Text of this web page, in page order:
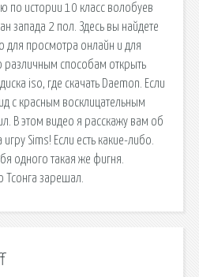
по истории 10 класс волобуев
запада 2 пол. Здесь вы найдете
для просмотра онлайн и для
различным способам открыть
iso, где скачать Daemon. Если
с красным восклицательным
В этом видео я расскажу вам об
Sims! Если есть какие-либо.
одного такая же фигня.
Тсонга зарешал.